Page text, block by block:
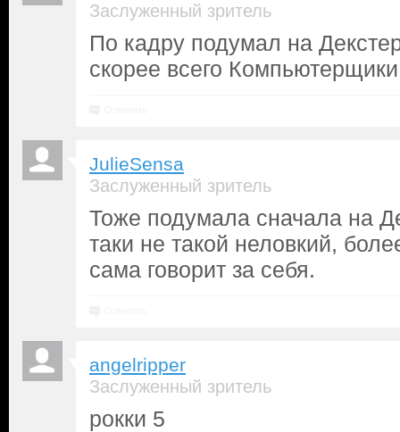
Заслуженный зритель
По кадру подумал на
скорее всего Компьютерщики
JulieSensa
Заслуженный зритель
Тоже подумала сначала на
таки не такой неловкий,
сама говорит за себя.
angelripper
Заслуженный зритель
рокки 5